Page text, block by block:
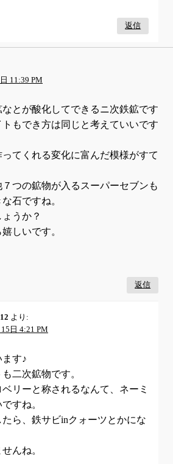
返信
11:39 PM
とが酸化してできるニ次鉄鉱です
もでき方は同じと考えていいです
てくれる変化に富んだ模様がすて
つの鉱物が入るスーパーセブンも
石ですね。
うか？
しいです。
返信
より:
日 4:21 PM
す♪
二次鉱物です。
リーと称されるなんて、ネーミ
すね。
ら、鉄サビinクォーツとかにな
んね。